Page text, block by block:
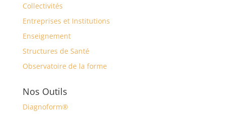
Collectivités
Entreprises et Institutions
Enseignement
Structures de Santé
Observatoire de la forme
Nos Outils
Diagnoform®